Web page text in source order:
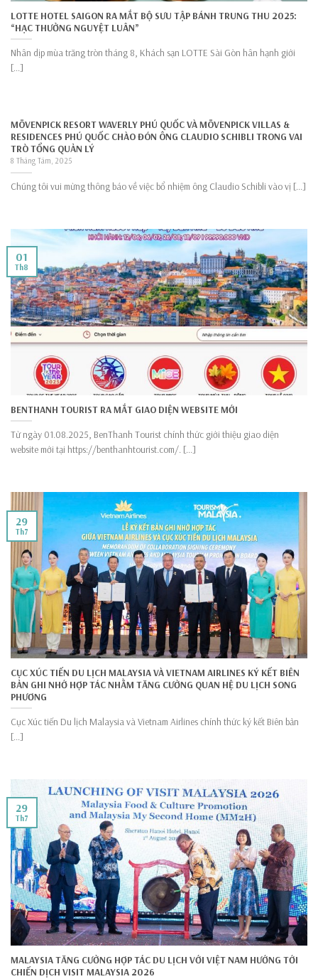
LOTTE HOTEL SAIGON RA MẮT BỘ SƯU TẬP BÁNH TRUNG THU 2025:
“HẠC THƯỞNG NGUYỆT LUÂN”
Nhân dịp mùa trăng tròn tháng 8, Khách sạn LOTTE Sài Gòn hân hạnh giới
[...]
MÖVENPICK RESORT WAVERLY PHÚ QUỐC VÀ MÖVENPICK VILLAS &
RESIDENCES PHÚ QUỐC CHÀO ĐÓN ÔNG CLAUDIO SCHIBLI TRONG VAI
TRÒ TỔNG QUẢN LÝ
8 Tháng Tám, 2025
Chúng tôi vui mừng thông báo về việc bổ nhiệm ông Claudio Schibli vào vị [...]
BENTHANH TOURIST RA MẮT GIAO DIỆN WEBSITE MỚI
Từ ngày 01.08.2025, BenThanh Tourist chính thức giới thiệu giao diện
website mới tại https://benthanhtourist.com/. [...]
01
Th8
CỤC XÚC TIẾN DU LỊCH MALAYSIA VÀ VIETNAM AIRLINES KÝ KẾT BIÊN
BẢN GHI NHỚ HỢP TÁC NHẰM TĂNG CƯỜNG QUAN HỆ DU LỊCH SONG
PHƯƠNG
Cục Xúc tiến Du lịch Malaysia và Vietnam Airlines chính thức ký kết Biên bản
[...]
29
Th7
MALAYSIA TĂNG CƯỜNG HỢP TÁC DU LỊCH VỚI VIỆT NAM HƯỚNG TỚI
CHIẾN DỊCH VISIT MALAYSIA 2026
29
Th7